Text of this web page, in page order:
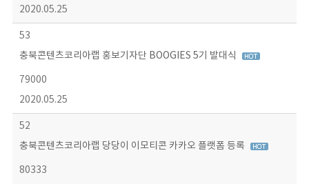
2020.05.25
53
충북콘텐츠코리아랩 홍보기자단 BOOGIES 5기 발대식
79000
2020.05.25
52
충북콘텐츠코리아랩 당당이 이모티콘 카카오 플랫폼 등록
80333